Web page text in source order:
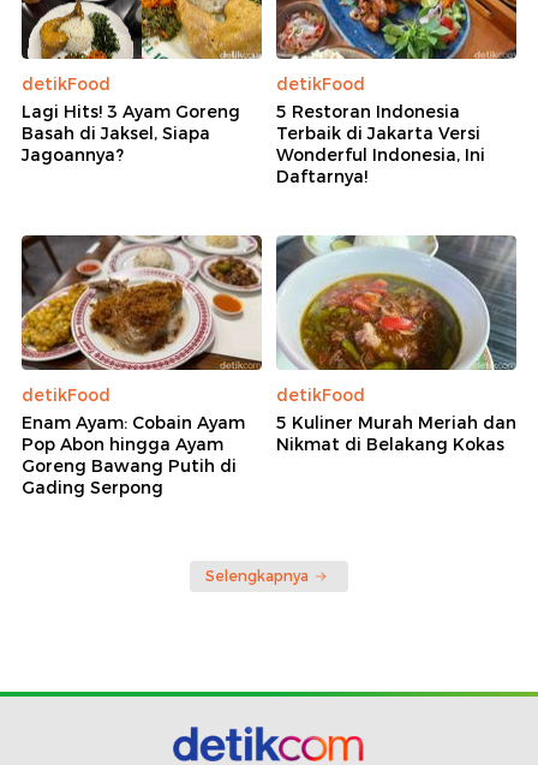
detikFood
Lagi Hits! 3 Ayam Goreng
Basah di Jaksel, Siapa
Jagoannya?
detikFood
5 Restoran Indonesia
Terbaik di Jakarta Versi
Wonderful Indonesia, Ini
Daftarnya!
detikFood
Enam Ayam: Cobain Ayam
Pop Abon hingga Ayam
Goreng Bawang Putih di
Gading Serpong
detikFood
5 Kuliner Murah Meriah dan
Nikmat di Belakang Kokas
Selengkapnya